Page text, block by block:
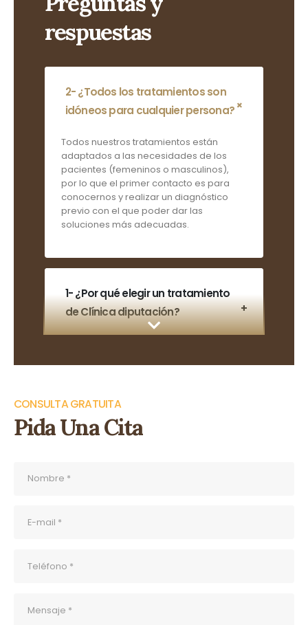
respuestas
2- ¿Todos los tratamientos son
idóneos para cualquier persona?
Todos nuestros tratamientos están
adaptados a las necesidades de los
pacientes (femeninos o masculinos),
por lo que el primer contacto es para
conocernos y realizar un diagnóstico
previo con el que poder dar las
soluciones más adecuadas.
1- ¿Por qué elegir un tratamiento
de Clínica diputación?
CONSULTA GRATUITA
Pida Una Cita